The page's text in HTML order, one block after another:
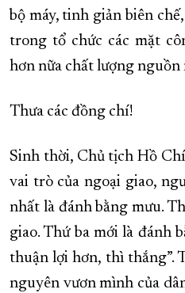
bộ máy, tinh giản biên
trong tổ chức các mặt
hơn nữa chất lượng nguồn
Thưa các đồng chí!
Sinh thời, Chủ tịch Hồ
vai trò của ngoại giao,
nhất là đánh bằng mưu.
giao. Thứ ba mới là đánh
thuận lợi hơn, thì thắng”.
nguyên vươn mình của